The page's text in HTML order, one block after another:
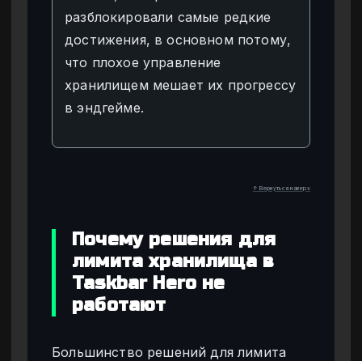
разблокировали самые редкие
достижения, в основном потому,
что плохое управление
хранилищем мешает их прогрессу
в эндгейме.
↑ Вернуться наверх
Почему решения для
лимита хранилища в
Taskbar Hero не
работают
Большинство решений для лимита